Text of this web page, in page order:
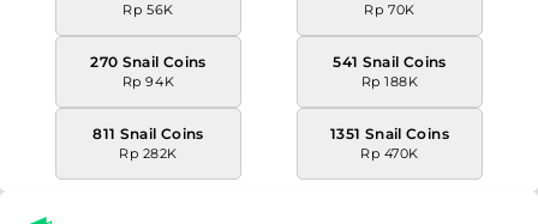
Rp 56K Rp 70K
270 Snail Coins
Rp 94K
541 Snail Coins
Rp 188K
811 Snail Coins
Rp 282K
1351 Snail Coins
Rp 470K